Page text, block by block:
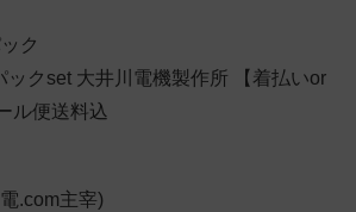
ク
ックset 大井川電機製作所 【着払いor
ル便送料込
.com主宰)